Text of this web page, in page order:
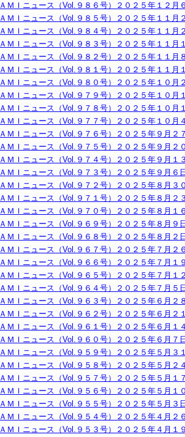
ＡＭＩニュース（Vol.９８６号）２０２５年１２月
ＡＭＩニュース（Vol.９８５号）２０２５年１１月
ＡＭＩニュース（Vol.９８４号）２０２５年１１月
ＡＭＩニュース（Vol.９８３号）２０２５年１１月
ＡＭＩニュース（Vol.９８２号）２０２５年１１月
ＡＭＩニュース（Vol.９８１号）２０２５年１１月
ＡＭＩニュース（Vol.９８０号）２０２５年１０月
ＡＭＩニュース（Vol.９７９号）２０２５年１０月
ＡＭＩニュース（Vol.９７８号）２０２５年１０月
ＡＭＩニュース（Vol.９７７号）２０２５年１０月
ＡＭＩニュース（Vol.９７６号）２０２５年９月２
ＡＭＩニュース（Vol.９７５号）２０２５年９月２
ＡＭＩニュース（Vol.９７４号）２０２５年９月１
ＡＭＩニュース（Vol.９７３号）２０２５年９月６
ＡＭＩニュース（Vol.９７２号）２０２５年８月３
ＡＭＩニュース（Vol.９７１号）２０２５年８月２
ＡＭＩニュース（Vol.９７０号）２０２５年８月１
ＡＭＩニュース（Vol.９６９号）２０２５年８月９
ＡＭＩニュース（Vol.９６８号）２０２５年８月２
ＡＭＩニュース（Vol.９６７号）２０２５年７月２
ＡＭＩニュース（Vol.９６６号）２０２５年７月１
ＡＭＩニュース（Vol.９６５号）２０２５年７月１
ＡＭＩニュース（Vol.９６４号）２０２５年７月５
ＡＭＩニュース（Vol.９６３号）２０２５年６月２
ＡＭＩニュース（Vol.９６２号）２０２５年６月２
ＡＭＩニュース（Vol.９６１号）２０２５年６月１
ＡＭＩニュース（Vol.９６０号）２０２５年６月７
ＡＭＩニュース（Vol.９５９号）２０２５年５月３
ＡＭＩニュース（Vol.９５８号）２０２５年５月２
ＡＭＩニュース（Vol.９５７号）２０２５年５月１
ＡＭＩニュース（Vol.９５６号）２０２５年５月１
ＡＭＩニュース（Vol.９５５号）２０２５年５月３
ＡＭＩニュース（Vol.９５４号）２０２５年４月２
ＡＭＩニュース（Vol.９５３号）２０２５年４月１